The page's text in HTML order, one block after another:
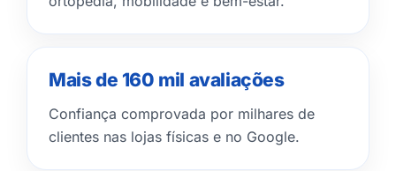
Mais de 160 mil avaliações
Confiança comprovada por milhares de
clientes nas lojas físicas e no Google.